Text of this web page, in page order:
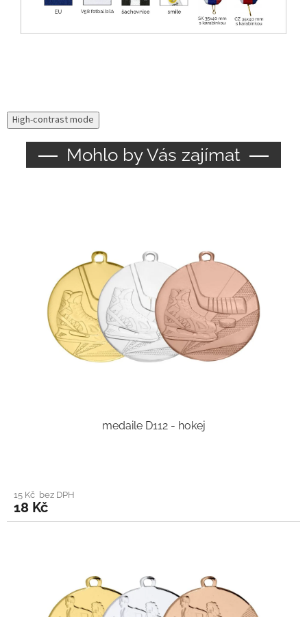
High-contrast mode
Mohlo by Vás zajímat
medaile D112 - hokej
15 Kč bez DPH
18 Kč